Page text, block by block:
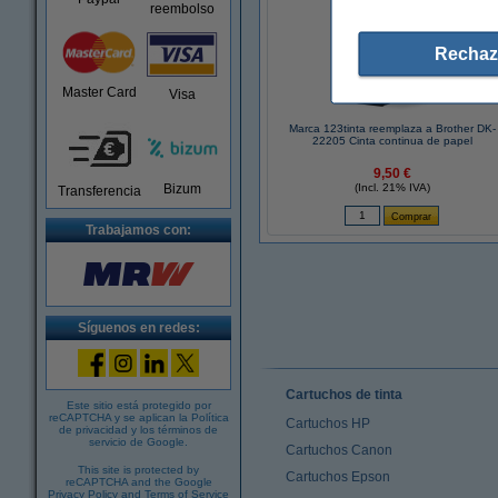
reembolso
Master Card Visa
Transferencia Bizum
Trabajamos con:
Síguenos en redes:
Este sitio está protegido por
reCAPTCHA y se aplican la Política
de privacidad y los términos de
servicio de Google
This site is protected by
reCAPTCHA and the Google
Privacy Policy and Terms of Service
Marca 123tinta reemplaza a Brother DK-
22205 Cinta continua de papel
9,50 €
(Incl. 21% IVA)
Cartuchos de tinta
Cartuchos HP
Cartuchos Canon
Cartuchos Epson